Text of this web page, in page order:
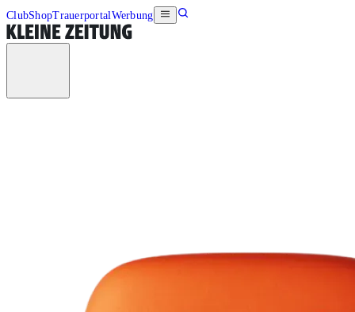
ClubShopTrauerportalWerbung